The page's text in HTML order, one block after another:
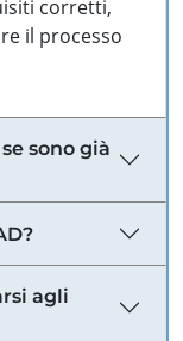
corretti,
il processo
sono già
agli